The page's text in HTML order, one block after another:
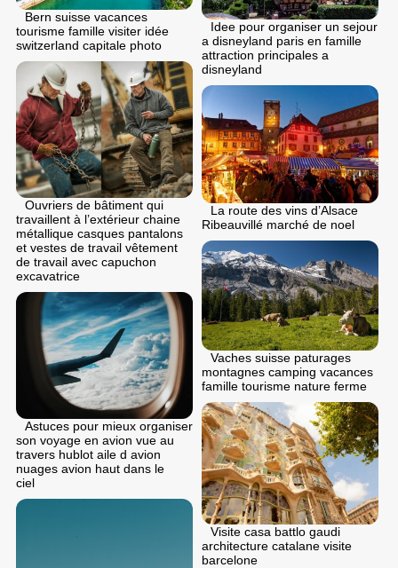
Idee pour organiser un sejour
a disneyland paris en famille
attraction principales a
disneyland
Bern suisse vacances
tourisme famille visiter idée
switzerland capitale photo
Ouvriers de bâtiment qui
travaillent à l’extérieur chaine
métallique casques pantalons
et vestes de travail vêtement
de travail avec capuchon
excavatrice
La route des vins d’Alsace
Ribeauvillé marché de noel
Vaches suisse paturages
montagnes camping vacances
famille tourisme nature ferme
Astuces pour mieux organiser
son voyage en avion vue au
travers hublot aile d avion
nuages avion haut dans le
ciel
Visite casa battlo gaudi
architecture catalane visite
barcelone